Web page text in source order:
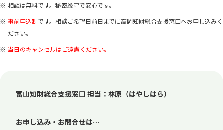
相談は無料です。秘密厳守で安心です。
事前申込制です。相談ご希望日前日までに高岡知財総合支援窓口へお申し込みく
ださい。
当日のキャンセルはご遠慮ください。
富山知財総合支援窓口 担当：林原（はやしはら）
お申し込み・お問合せは…